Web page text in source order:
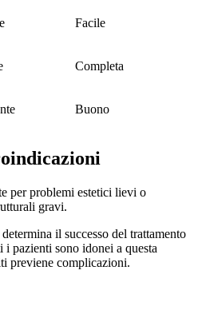
Facile
Completa
Buono
per problemi estetici lievi o
gravi.
il successo del trattamento
pazienti sono idonei a questa
previene complicazioni.